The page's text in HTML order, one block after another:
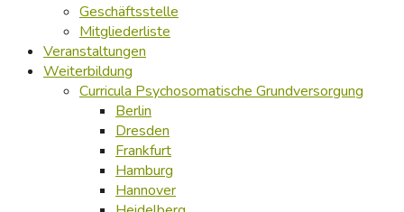
Geschäftsstelle
Mitgliederliste
Veranstaltungen
Weiterbildung
Curricula Psychosomatische Grundversorgung
Berlin
Dresden
Frankfurt
Hamburg
Hannover